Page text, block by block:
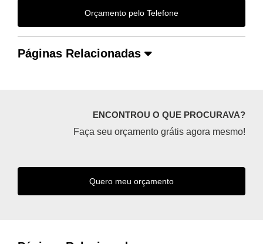
Orçamento pelo Telefone
Páginas Relacionadas
ENCONTROU O QUE PROCURAVA?
Faça seu orçamento grátis agora mesmo!
Quero meu orçamento